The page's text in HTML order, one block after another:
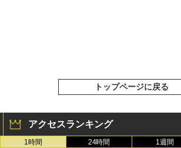
トップページに戻る
アクセスランキング
1時間 24時間 1週間